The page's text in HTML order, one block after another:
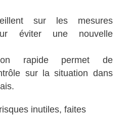
sur les mesures
éviter une nouvelle
rapide permet de
sur la situation dans
inutiles, faites